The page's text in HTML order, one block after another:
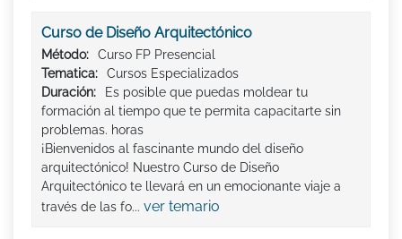
Curso de Diseño Arquitectónico
Método:
Curso FP Presencial
Tematica:
Cursos Especializados
Duración:
Es posible que puedas moldear tu
formación al tiempo que te permita capacitarte sin
problemas. horas
¡Bienvenidos al fascinante mundo del diseño
arquitectónico! Nuestro Curso de Diseño
Arquitectónico te llevará en un emocionante viaje a
través de las fo... ver temario